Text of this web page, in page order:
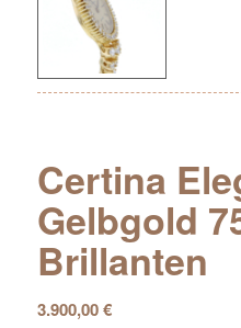
Certina
Gelbgold
Brillanten
3.900,00€